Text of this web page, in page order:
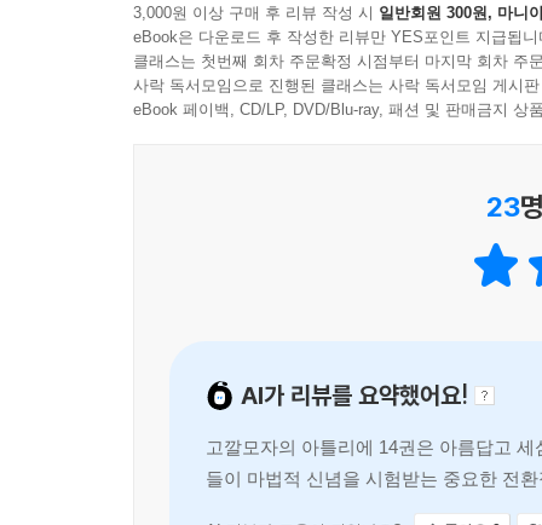
3,000원 이상 구매 후 리뷰 작성 시 일반회원 300원, 마니
eBook은 다운로드 후 작성한 리뷰만 YES포인트 지급됩니
클래스는 첫번째 회차 주문확정 시점부터 마지막 회차 주
사락 독서모임으로 진행된 클래스는 사락 독서모임 게시
eBook 페이백, CD/LP, DVD/Blu-ray, 패션 및 판매금지 상
23
AI가 리뷰를 요약했어요!
고깔모자의 아틀리에 14권은 아름답고
들이 마법적 신념을 시험받는 중요한 전
들의 내면이 깊이 있게 묘사된다.